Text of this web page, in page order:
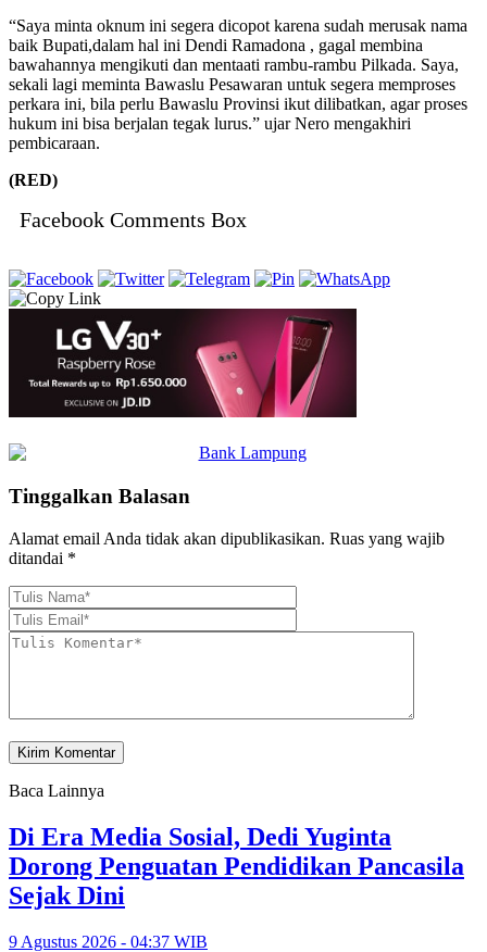
“Saya minta oknum ini segera dicopot karena sudah merusak nama
baik Bupati,dalam hal ini Dendi Ramadona , gagal membina
bawahannya mengikuti dan mentaati rambu-rambu Pilkada. Saya,
sekali lagi meminta Bawaslu Pesawaran untuk segera memproses
perkara ini, bila perlu Bawaslu Provinsi ikut dilibatkan, agar proses
hukum ini bisa berjalan tegak lurus.” ujar Nero mengakhiri
pembicaraan.
(RED)
Facebook Comments Box
Tinggalkan Balasan
Alamat email Anda tidak akan dipublikasikan. Ruas yang wajib
ditandai *
Baca Lainnya
Di Era Media Sosial, Dedi Yuginta
Dorong Penguatan Pendidikan Pancasila
Sejak Dini
9 Agustus 2026 - 04:37 WIB